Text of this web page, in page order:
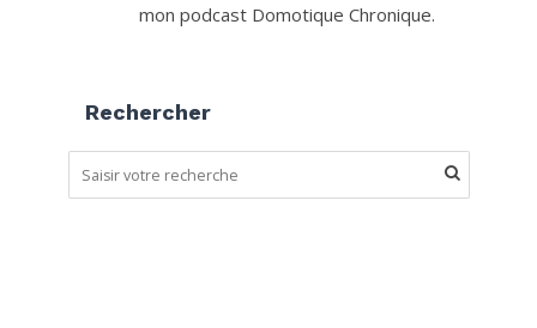
mon podcast Domotique Chronique.
Rechercher